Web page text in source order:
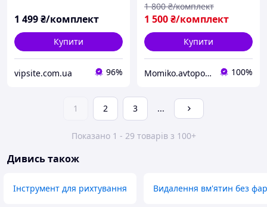
1 499₴/комплект
Купити
vipsite.com.ua 96%
1 500₴/комплект
1 800 ₴/комплект
Купити
Momiko.avtopomich 100%
1 2 3 ...
Показано 1 - 29 товарів з 100+
Дивись також
Інструмент для рихтування Видалення вм'ятин без